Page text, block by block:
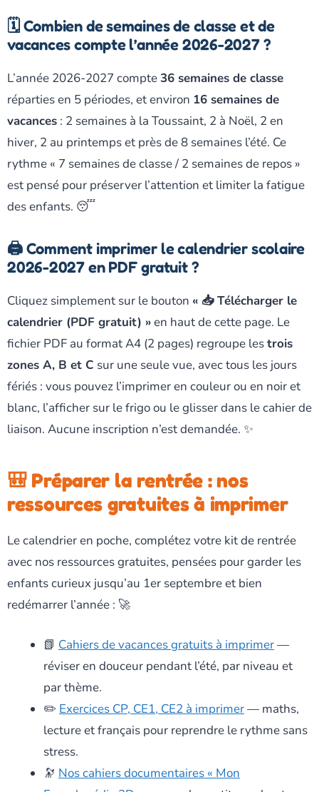
🗓️ Combien de semaines de classe et de
vacances compte l’année 2026-2027 ?
L’année 2026-2027 compte36 semaines de classe
réparties en 5 périodes, et environ 16 semaines de
vacances : 2 semaines à la Toussaint, 2 à Noël, 2 en
hiver, 2 au printemps et près de 8 semaines l’été. Ce
rythme « 7 semaines de classe / 2 semaines de repos »
est pensé pour préserver l’attention et limiter la fatigue
des enfants. 😴
🖨️ Comment imprimer le calendrier scolaire
2026-2027 en PDF gratuit ?
Cliquez simplement sur le bouton « 📥 Télécharger le
calendrier (PDF gratuit) »en haut de cette page. Le
fichier PDF au format A4 (2 pages) regroupe lestrois
zones A, B et C sur une seule vue, avec tous les jours
fériés : vous pouvez l’imprimer en couleur ou en noir et
blanc, l’afficher sur le frigo ou le glisser dans le cahier de
liaison. Aucune inscription n’est demandée. ✨
🎒 Préparer la rentrée : nos
ressources gratuites à imprimer
Le calendrier en poche, complétez votre kit de rentrée
avec nos ressources gratuites, pensées pour garder les
enfants curieux jusqu’au 1er septembre et bien
redémarrer l’année : 🚀
📗 Cahiers de vacances gratuits à imprimer—
réviser en douceur pendant l’été, par niveau et
par thème.
✏️ Exercices CP, CE1, CE2 à imprimer— maths,
lecture et français pour reprendre le rythme sans
stress.
🔭 Nos cahiers documentaires « Mon